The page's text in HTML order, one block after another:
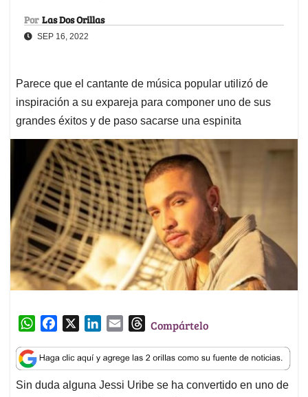
Por Las Dos Orillas
SEP 16, 2022
Parece que el cantante de música popular utilizó de
inspiración a su expareja para componer uno de sus
grandes éxitos y de paso sacarse una espinita
W
a
t
s
c
e
b
n
k
e
a
i
l
T
r
e
a
Compártelo
Sin duda alguna Jessi Uribe se ha convertido en uno de